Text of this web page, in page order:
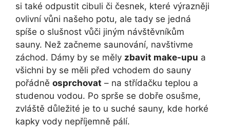
si také odpustit cibuli či česnek, které výrazněji
ovlivní vůni našeho potu, ale tady se jedná
spíše o slušnost vůči jiným návštěvníkům
sauny. Než začneme saunování, navštivme
záchod. Dámy by se měly zbavit make-upu a
všichni by se měli před vchodem do sauny
pořádně osprchovat – na střídačku teplou a
studenou vodou. Po sprše se dobře osušme,
zvláště důležité je to u suché sauny, kde horké
kapky vody nepříjemně pálí.